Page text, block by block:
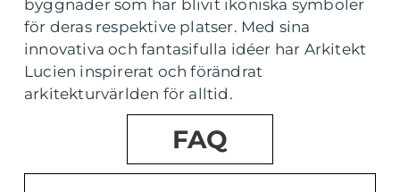
byggnader som har blivit ikoniska symboler
för deras respektive platser. Med sina
innovativa och fantasifulla idéer har Arkitekt
Lucien inspirerat och förändrat
arkitekturvärlden för alltid.
FAQ